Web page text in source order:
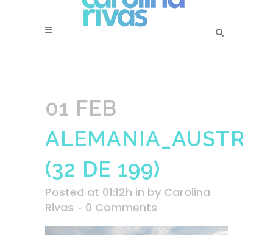
01 FEB
(32 DE 199)
Posted at 01:12h in by Carolina
Rivas
0 Comments